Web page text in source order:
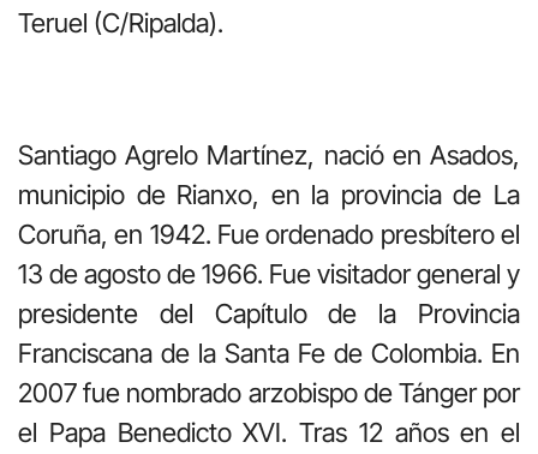
Teruel (C/Ripalda).
Santiago Agrelo Martínez, nació en Asados,
municipio de Rianxo, en la provincia de La
Coruña, en 1942. Fue ordenado presbítero el
13 de agosto de 1966. Fue visitador general y
presidente del Capítulo de la Provincia
Franciscana de la Santa Fe de Colombia. En
2007 fue nombrado arzobispo de Tánger por
el Papa Benedicto XVI. Tras 12 años en el